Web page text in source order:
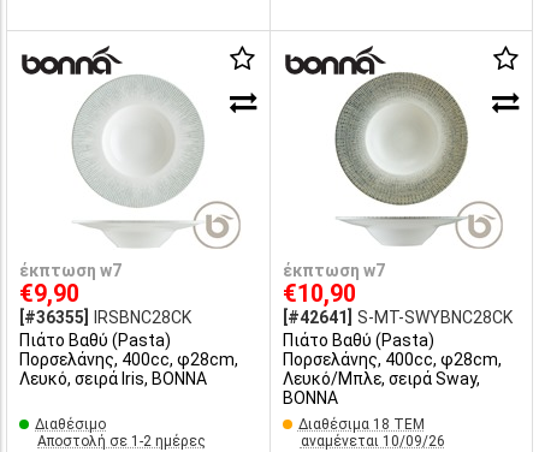
έκπτωση w7
€9,90
[#36355]
IRSBNC28CK
Πιάτο Βαθύ (Pasta)
Πορσελάνης, 400cc, φ28cm,
Λευκό, σειρά Iris, BONNA
Διαθέσιμο
Αποστολή σε 1-2 ημέρες
έκπτωση w7
€10,90
[#42641]
S-MT-SWYBNC28CK
Πιάτο Βαθύ (Pasta)
Πορσελάνης, 400cc, φ28cm,
Λευκό/Μπλε, σειρά Sway,
BONNA
Διαθέσιμα 18 ΤΕΜ
αναμένεται 10/09/26